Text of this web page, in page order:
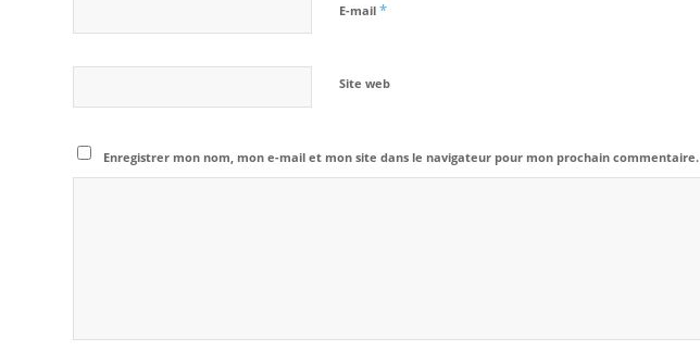
E-mail *
Site web
Enregistrer mon nom, mon e-mail et mon site dans le navigateur pour mon prochain commentaire.